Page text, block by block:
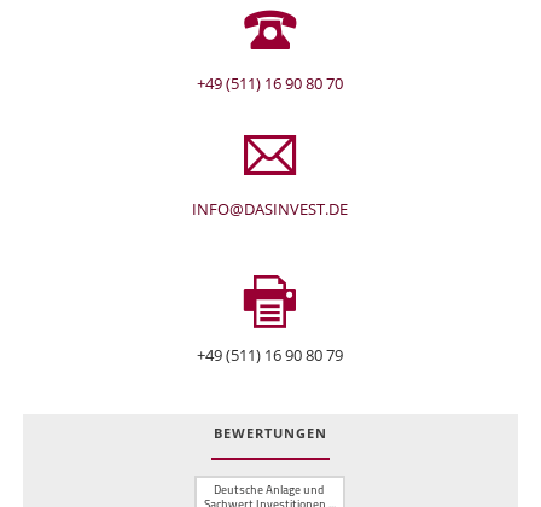
+49 (511) 16 90 80 70
INFO@DASINVEST.DE
+49 (511) 16 90 80 79
BEWERTUNGEN